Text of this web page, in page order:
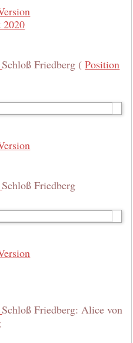
2020
Schloß Friedberg (Position
Schloß Friedberg
Schloß Friedberg: Alice von